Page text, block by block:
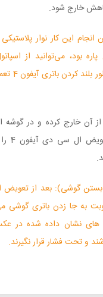
خارج شود.
انجام این کار نوار
پاره بود، می‌توانید از
از آن خارج کرده و در گوشه
سایر
گوشی): بعد از تعویض
نوبت به جا زدن باتری
های نشان داده شده در
و تحت فشار قرار نگیرند.